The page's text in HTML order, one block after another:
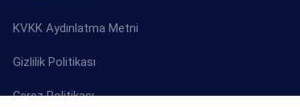
KVKK Aydınlatma Metni
Gizlilik Politikası
Çerez Politikası